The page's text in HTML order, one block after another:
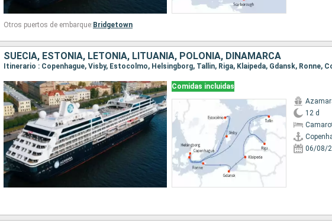
Otros puertos de embarque: Bridgetown
SUECIA, ESTONIA, LETONIA, LITUANIA, POLONIA, DINAMARCA
Itinerario : Copenhague, Visby, Estocolmo, Helsingborg, Tallin, Riga, Klaipeda, Gdansk, Ronne,
Comidas incluidas
12 d
06/08/